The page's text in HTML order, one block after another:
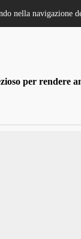
per rendere
nella navigazione